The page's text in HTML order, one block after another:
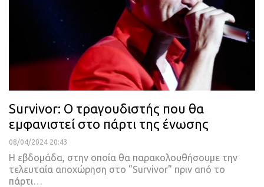
Survivor: Ο τραγουδιστής που θα
εμφανιστεί στο πάρτι της ένωσης
08/04/2024 20:43
H εβδομάδα, στην οποία θα παρακολουθήσουμε την
τελευταία αποχώρηση στο "Survivor" πριν από το
πάρτι…